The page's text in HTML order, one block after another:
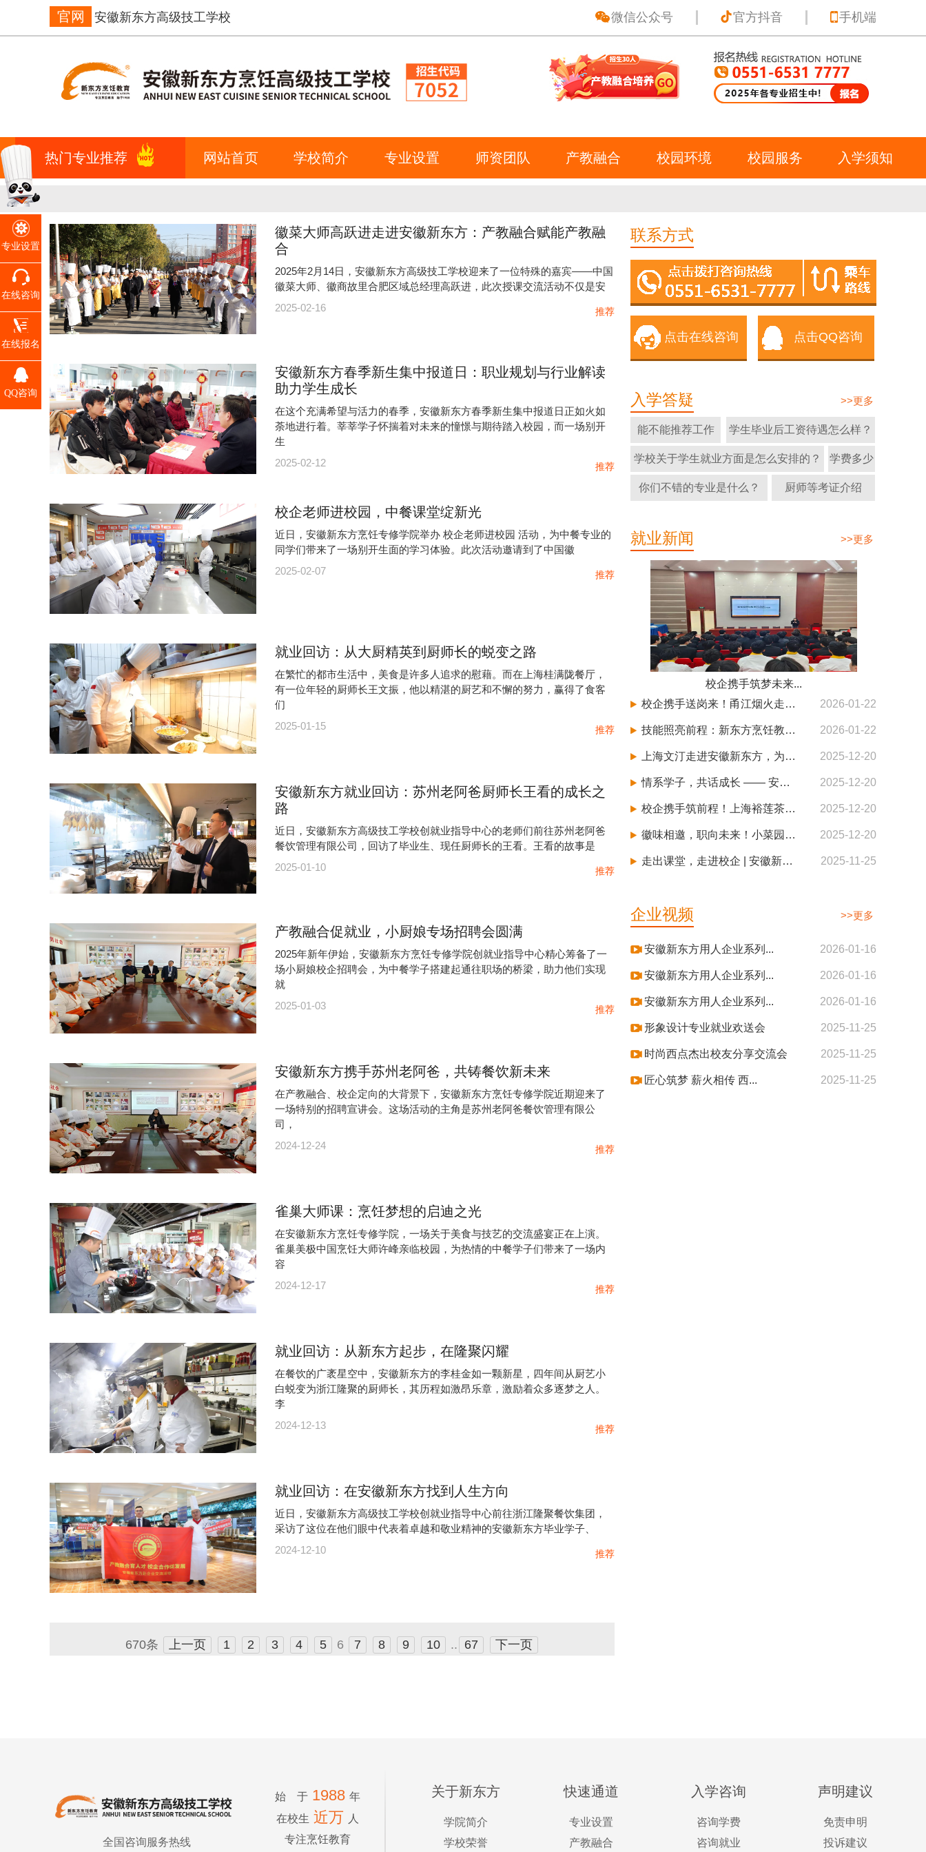
官网 安徽新东方高级技工学校 微信公众号 官方抖音 手机端
热门专业推荐 网站首页 学校简介 专业设置 师资团队 产教融合 校园环境 校园服务 入学须知
徽菜大师高跃进走进安徽新东方：产教融合赋能产教融
合
2025年2月14日，安徽新东方高级技工学校迎来了一位特殊的嘉宾——中国
徽菜大师、徽商故里合肥区域总经理高跃进，此次授课交流活动不仅是安
2025-02-16
推荐
安徽新东方春季新生集中报道日：职业规划与行业解读
助力学生成长
在这个充满希望与活力的春季，安徽新东方春季新生集中报道日正如火如
荼地进行着。莘莘学子怀揣着对未来的憧憬与期待踏入校园，而一场别开
生
2025-02-12
推荐
校企老师进校园，中餐课堂绽新光
近日，安徽新东方烹饪专修学院举办 校企老师进校园 活动，为中餐专业的
同学们带来了一场别开生面的学习体验。此次活动邀请到了中国徽
2025-02-07
推荐
就业回访：从大厨精英到厨师长的蜕变之路
在繁忙的都市生活中，美食是许多人追求的慰藉。而在上海桂满陇餐厅，
有一位年轻的厨师长王文振，他以精湛的厨艺和不懈的努力，赢得了食客
们
2025-01-15
推荐
安徽新东方就业回访：苏州老阿爸厨师长王看的成长之
路
近日，安徽新东方高级技工学校创就业指导中心的老师们前往苏州老阿爸
餐饮管理有限公司，回访了毕业生、现任厨师长的王看。王看的故事是
2025-01-10
推荐
产教融合促就业，小厨娘专场招聘会圆满
2025年新年伊始，安徽新东方烹饪专修学院创就业指导中心精心筹备了一
场小厨娘校企招聘会，为中餐学子搭建起通往职场的桥梁，助力他们实现
就
2025-01-03
推荐
安徽新东方携手苏州老阿爸，共铸餐饮新未来
在产教融合、校企定向的大背景下，安徽新东方烹饪专修学院近期迎来了
一场特别的招聘宣讲会。这场活动的主角是苏州老阿爸餐饮管理有限公
司，
2024-12-24
推荐
雀巢大师课：烹饪梦想的启迪之光
在安徽新东方烹饪专修学院，一场关于美食与技艺的交流盛宴正在上演。
雀巢美极中国烹饪大师许峰亲临校园，为热情的中餐学子们带来了一场内
容
2024-12-17
推荐
就业回访：从新东方起步，在隆聚闪耀
在餐饮的广袤星空中，安徽新东方的李桂金如一颗新星，四年间从厨艺小
白蜕变为浙江隆聚的厨师长，其历程如激昂乐章，激励着众多逐梦之人。
李
2024-12-13
推荐
就业回访：在安徽新东方找到人生方向
近日，安徽新东方高级技工学校创就业指导中心前往浙江隆聚餐饮集团，
采访了这位在他们眼中代表着卓越和敬业精神的安徽新东方毕业学子、
2024-12-10
推荐
670条 上一页 1 2 3 4 5 6 7 8 9 10 .. 67 下一页
联系方式
点击在线咨询 点击QQ咨询
入学答疑 >>更多
能不能推荐工作 学生毕业后工资待遇怎么样？
学校关于学生就业方面是怎么安排的？ 学费多少
你们不错的专业是什么？ 厨师等考证介绍
就业新闻 >>更多
校企携手筑梦未来...
校企携手送岗来！甬江烟火走进安徽新东方，解锁餐饮职场新机遇
2026-01-22
技能照亮前程：新东方烹饪教育产教融合共同体启动暨千企万岗优才计划发布会在安徽新东方隆重举行 2026-01-22
上海文汀走进安徽新东方，为西点学子铺就甜蜜事业之路 2025-12-20
情系学子，共话成长 —— 安徽新东方赴嘉兴博美生物科技开展毕业生回访 2025-12-20
校企携手筑前程！上海裕莲茶楼走进安徽新东方招聘西点精英 2025-12-20
徽味相邀，职向未来！小菜园餐饮走进安徽新东方专场招聘圆满举行 2025-12-20
走出课堂，走进校企 | 安徽新东方中式烹调专业学子赴合肥新站利港喜来登酒店研学之旅 2025-11-25
企业视频 >>更多
安徽新东方用人企业系列... 2026-01-16
安徽新东方用人企业系列... 2026-01-16
安徽新东方用人企业系列... 2026-01-16
形象设计专业就业欢送会 2025-11-25
时尚西点杰出校友分享交流会 2025-11-25
匠心筑梦 薪火相传 西... 2025-11-25
全国咨询服务热线
始 于 1988 年
在校生 近万
人
专注烹饪教育
关于新东方
学院简介
学校荣誉
快速通道
专业设置
产教融合
入学咨询
咨询学费
咨询就业
声明建议
免责申明
投诉建议
专业设置
在线咨询
在线报名
QQ咨询